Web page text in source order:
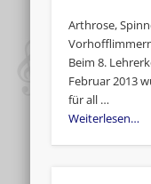
Arthrose,
Beim 8.
Februar 2013
für all …
Weiterlesen…